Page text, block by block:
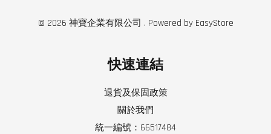
© 2026 神寶企業有限公司 . Powered by EasyStore
快速連結
退貨及保固政策
關於我們
統一編號：66517484